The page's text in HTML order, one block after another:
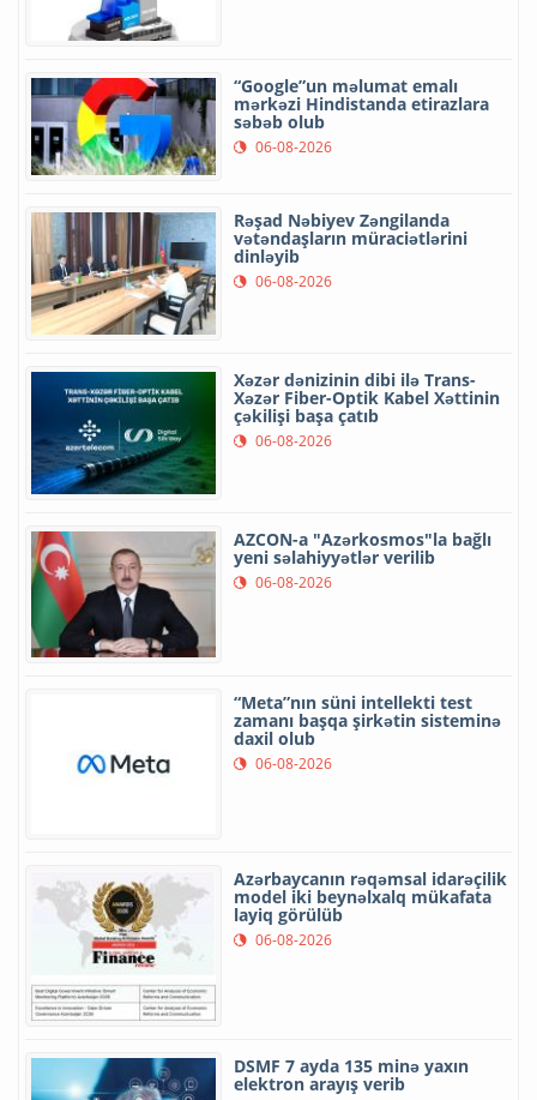
“Google”un məlumat emalı
mərkəzi Hindistanda etirazlara
səbəb olub
06-08-2026
Rəşad Nəbiyev Zəngilanda
vətəndaşların müraciətlərini
dinləyib
06-08-2026
Xəzər dənizinin dibi ilə Trans-
Xəzər Fiber-Optik Kabel Xəttinin
çəkilişi başa çatıb
06-08-2026
AZCON-a "Azərkosmos"la bağlı
yeni səlahiyyətlər verilib
06-08-2026
“Meta”nın süni intellekti test
zamanı başqa şirkətin sisteminə
daxil olub
06-08-2026
Azərbaycanın rəqəmsal idarəçilik
model iki beynəlxalq mükafata
layiq görülüb
06-08-2026
DSMF 7 ayda 135 minə yaxın
elektron arayış verib